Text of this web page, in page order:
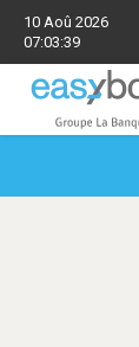
10 Aoû 2026
07:03:39